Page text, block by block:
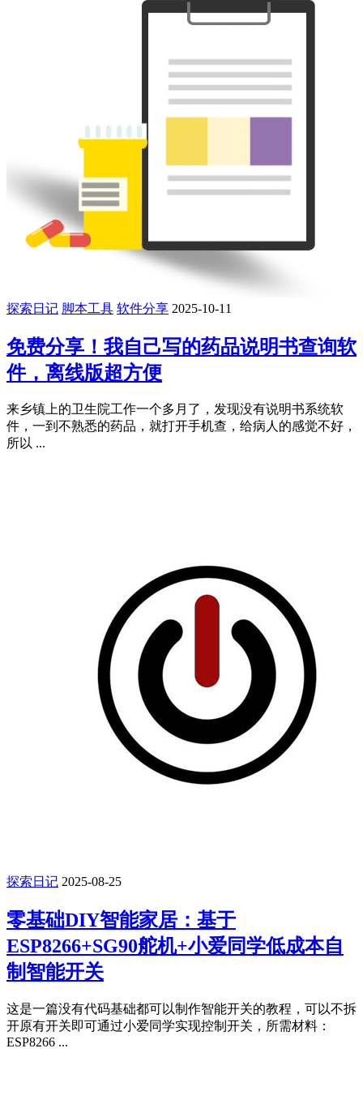
探索日记 脚本工具 软件分享 2025-10-11
免费分享！我自己写的药品说明书查询软
件，离线版超方便
来乡镇上的卫生院工作一个多月了，发现没有说明书系统软
件，一到不熟悉的药品，就打开手机查，给病人的感觉不好，
所以 ...
探索日记 2025-08-25
零基础DIY智能家居：基于
ESP8266+SG90舵机+小爱同学低成本自
制智能开关
这是一篇没有代码基础都可以制作智能开关的教程，可以不拆
开原有开关即可通过小爱同学实现控制开关，所需材料：
ESP8266 ...